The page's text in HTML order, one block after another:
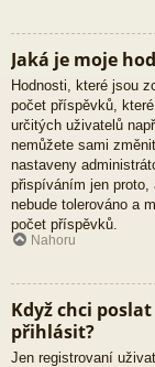
Jaká je moje
Hodnosti, které jsou
počet příspěvků,
určitých uživatelů
nemůžete sami
nastaveny
přispíváním jen
nebude tolerováno a
počet příspěvků.
Nahoru
Když chci
přihlásit?
Jen registrovaní